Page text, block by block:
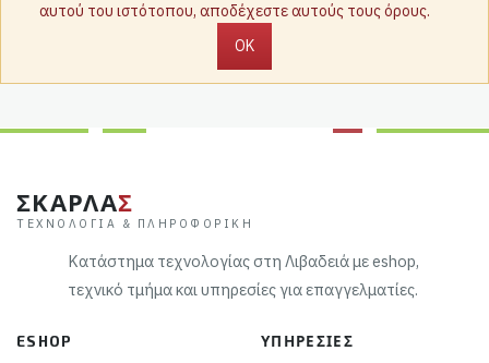
αυτού του ιστότοπου, αποδέχεστε αυτούς τους όρους.
OK
ΣΚΑΡΛΑΣ
ΤΕΧΝΟΛΟΓΊΑ & ΠΛΗΡΟΦΟΡΙΚΉ
Κατάστημα τεχνολογίας στη Λιβαδειά με eshop,
τεχνικό τμήμα και υπηρεσίες για επαγγελματίες.
ESHOP ΥΠΗΡΕΣΊΕΣ